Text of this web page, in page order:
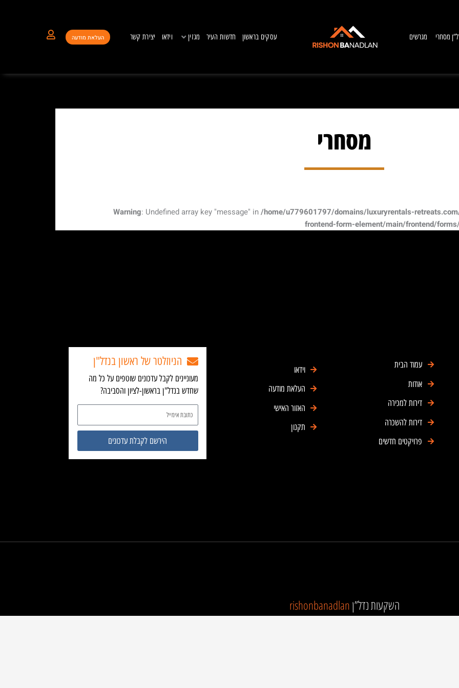
מסחרי מגרשים עסקים בראשון חדשות העיר מגזין וידאו יצירת קשר העלאת מודעה
מסחרי
Warning: Undefined array key "message" in/home/u779601797/domains/luxuryrentals-
frontend-form-element/main/frontend/
עמוד הבית
אודות
דירות למכירה
דירות להשכרה
פרויקטים חדשים
וידאו
העלאת מודעה
האזור האישי
תקנון
הניוזלטר של ראשון בנדל"ן
מעוניינים לקבל עדכונים שוטפים על כל מה
שחדש בנדל"ן בראשון-לציון והסביבה?
כתובת
אימייל
הירשם לקבלת עדכונים
השקעות נדל”ןrishonbanadlan